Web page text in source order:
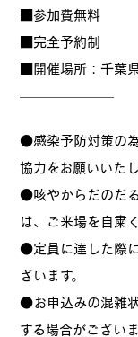
■参加費無料
■完全予約制
■開催場所：千葉
———————
●感染予防対策の
協力をお願いいたし
●咳やからだのだ
は、ご来場を自粛
●定員に達した際
ざいます。
●お申込みの混雑
する場合がございま